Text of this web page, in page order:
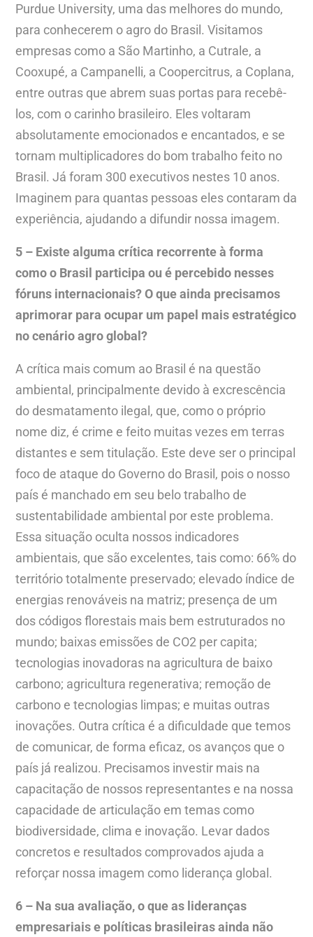
Purdue University, uma das melhores do mundo,
para conhecerem o agro do Brasil. Visitamos
empresas como a São Martinho, a Cutrale, a
Cooxupé, a Campanelli, a Coopercitrus, a Coplana,
entre outras que abrem suas portas para recebê-
los, com o carinho brasileiro. Eles voltaram
absolutamente emocionados e encantados, e se
tornam multiplicadores do bom trabalho feito no
Brasil. Já foram 300 executivos nestes 10 anos.
Imaginem para quantas pessoas eles contaram da
experiência, ajudando a difundir nossa imagem.
5 – Existe alguma crítica recorrente à forma
como o Brasil participa ou é percebido nesses
fóruns internacionais? O que ainda precisamos
aprimorar para ocupar um papel mais estratégico
no cenário agro global?
A crítica mais comum ao Brasil é na questão
ambiental, principalmente devido à excrescência
do desmatamento ilegal, que, como o próprio
nome diz, é crime e feito muitas vezes em terras
distantes e sem titulação. Este deve ser o principal
foco de ataque do Governo do Brasil, pois o nosso
país é manchado em seu belo trabalho de
sustentabilidade ambiental por este problema.
Essa situação oculta nossos indicadores
ambientais, que são excelentes, tais como: 66% do
território totalmente preservado; elevado índice de
energias renováveis na matriz; presença de um
dos códigos florestais mais bem estruturados no
mundo; baixas emissões de CO2 per capita;
tecnologias inovadoras na agricultura de baixo
carbono; agricultura regenerativa; remoção de
carbono e tecnologias limpas; e muitas outras
inovações. Outra crítica é a dificuldade que temos
de comunicar, de forma eficaz, os avanços que o
país já realizou. Precisamos investir mais na
capacitação de nossos representantes e na nossa
capacidade de articulação em temas como
biodiversidade, clima e inovação. Levar dados
concretos e resultados comprovados ajuda a
reforçar nossa imagem como liderança global.
6 – Na sua avaliação, o que as lideranças
empresariais e políticas brasileiras ainda não